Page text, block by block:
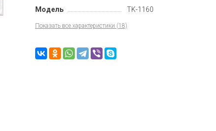
Модель
TK-1160
Показать все характеристики (18)